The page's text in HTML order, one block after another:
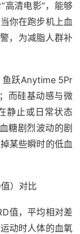
高清电影”，能够
你在跑步机上血
，为减脂人群补
跃Anytime 5Pr
而硅基动感与微
静止或日常状态
糖剧烈波动的剧
某些瞬时的低血
）对比
值，平均相对差
动时人体的血氧